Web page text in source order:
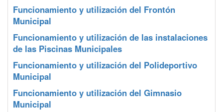
Funcionamiento y utilización del Frontón
Municipal
Funcionamiento y utilización de las instalaciones
de las Piscinas Municipales
Funcionamiento y utilización del Polideportivo
Municipal
Funcionamiento y utilización del Gimnasio
Municipal